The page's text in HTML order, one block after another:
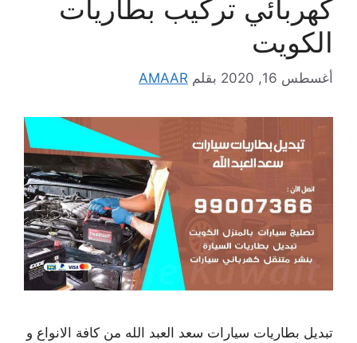
كهربائي تركيب بطاريات
الكويت
أغسطس 16, 2020 بقلم AMAAR
تبديل بطاريات سيارات سعد العبد الله من كافة الانواع و